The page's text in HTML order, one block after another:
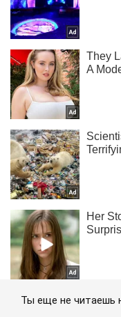
Ты еще не читаешь